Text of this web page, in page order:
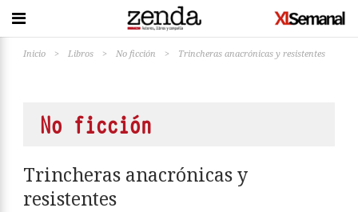
Inicio > Libros > No ficción > Trincheras anacrónicas y resistentes
No ficción
Trincheras anacrónicas y
resistentes